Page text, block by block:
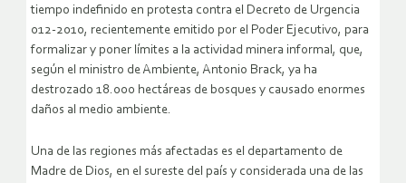
tiempo indefinido en protesta contra el Decreto de Urgencia
012-2010, recientemente emitido por el Poder Ejecutivo, para
formalizar y poner límites a la actividad minera informal, que,
según el ministro de Ambiente, Antonio Brack, ya ha
destrozado 18.000 hectáreas de bosques y causado enormes
daños al medio ambiente.
Una de las regiones más afectadas es el departamento de
Madre de Dios, en el sureste del país y considerada una de las